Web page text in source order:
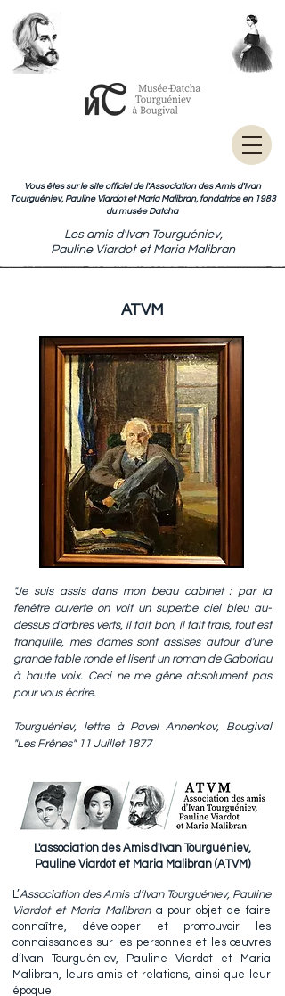
Vous êtes sur le site officiel de l'Association des Amis d'Ivan
Tourguéniev, Pauline Viardot et Maria Malibran, fondatrice en 1983
du musée Datcha
Les amis d'Ivan Tourguéniev,
Pauline Viardot et Maria Malibran
ATVM
"Je suis assis dans mon beau cabinet : par la
fenêtre ouverte on voit un superbe ciel bleu au-
dessus d'arbres verts, il fait bon, il fait frais, tout est
tranquille, mes dames sont assises autour d'une
grande table ronde et lisent un roman de Gaboriau
à haute voix. Ceci ne me gêne absolument pas
pour vous écrire.
Tourguéniev, lettre à Pavel Annenkov, Bougival
"Les Frênes" 11 Juillet 1877
L'association des Amis d'Ivan Tourguéniev,
Pauline Viardot et Maria Malibran (ATVM)
L’Association des Amis d’Ivan Tourguéniev, Pauline
Viardot et Maria Malibran a pour objet de faire
connaître, développer et promouvoir les
connaissances sur les personnes et les œuvres
d’Ivan Tourguéniev, Pauline Viardot et Maria
Malibran, leurs amis et relations, ainsi que leur
époque.